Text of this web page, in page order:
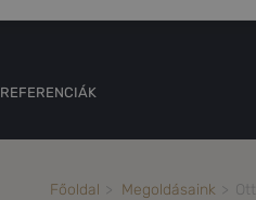
REFERENCIÁK
Főoldal Megoldásaink